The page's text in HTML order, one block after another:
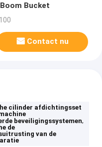
Bucket
Contact nu
cilinder afdichtingsset
beveiligingssystemen,
de
van de